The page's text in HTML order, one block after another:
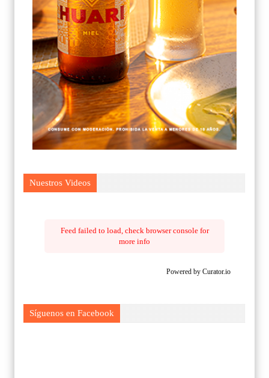
Nuestros Videos
Feed failed to load, check browser console for
more info
Powered by Curator.io
Síguenos en Facebook